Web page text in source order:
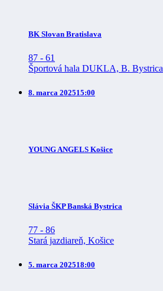
BK Slovan Bratislava
87 - 61
Športová hala DUKLA, B. Bystrica
8. marca 202515:00
YOUNG ANGELS Košice
Slávia ŠKP Banská Bystrica
77 - 86
Stará jazdiareň, Košice
5. marca 202518:00